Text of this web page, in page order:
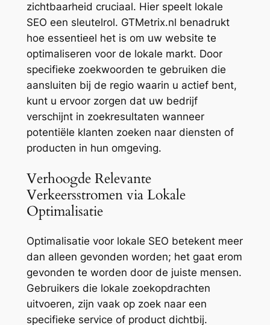
zichtbaarheid cruciaal. Hier speelt lokale
SEO een sleutelrol. GTMetrix.nl benadrukt
hoe essentieel het is om uw website te
optimaliseren voor de lokale markt. Door
specifieke zoekwoorden te gebruiken die
aansluiten bij de regio waarin u actief bent,
kunt u ervoor zorgen dat uw bedrijf
verschijnt in zoekresultaten wanneer
potentiële klanten zoeken naar diensten of
producten in hun omgeving.
Verhoogde Relevante
Verkeersstromen via Lokale
Optimalisatie
Optimalisatie voor lokale SEO betekent meer
dan alleen gevonden worden; het gaat erom
gevonden te worden door de juiste mensen.
Gebruikers die lokale zoekopdrachten
uitvoeren, zijn vaak op zoek naar een
specifieke service of product dichtbij.